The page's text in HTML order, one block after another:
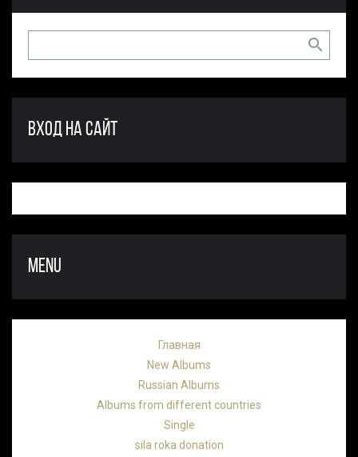
ВХОД НА САЙТ
MENU
Главная
New Albums
Russian Albums
Albums from different countries
Single
sila roka donation